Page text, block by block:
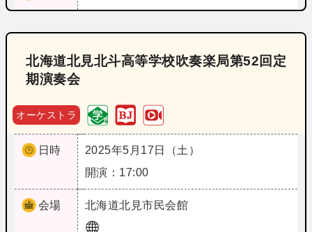
北海道北見北斗高等学校吹奏楽局第52回定
期演奏会
オーケストラ
日時
2025年5月17日（土）
開演：17:00
会場 北海道北見市民会館